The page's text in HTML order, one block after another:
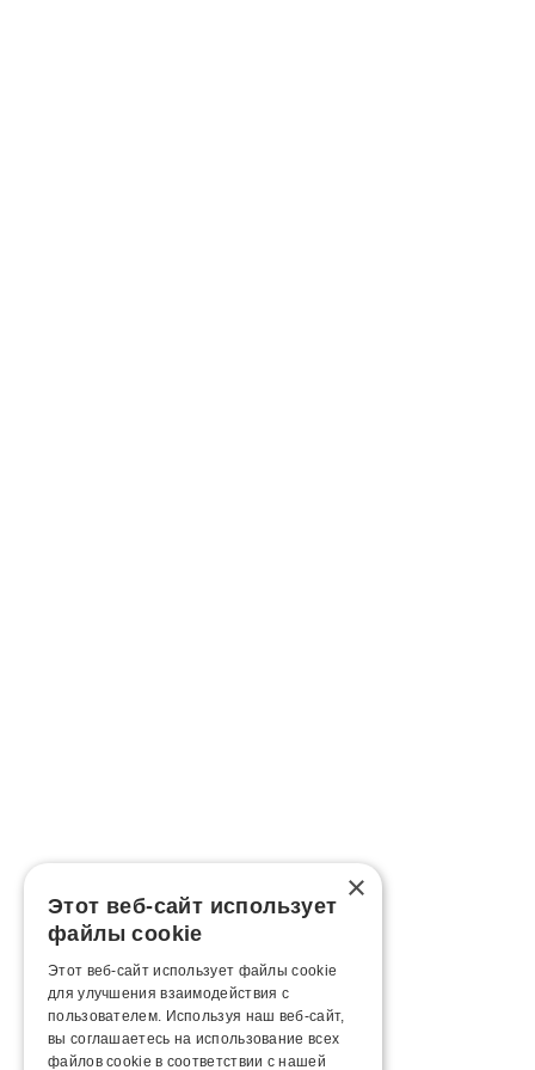
×
Этот веб-сайт использует
файлы cookie
Этот веб-сайт использует файлы cookie
для улучшения взаимодействия с
пользователем. Используя наш веб-сайт,
вы соглашаетесь на использование всех
файлов cookie в соответствии с нашей